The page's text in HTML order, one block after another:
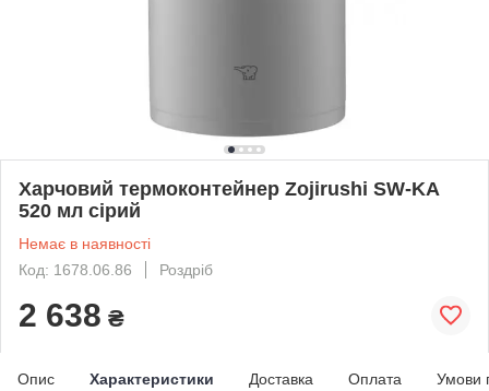
Харчовий термоконтейнер Zojirushi SW-KA
520 мл сірий
Немає в наявності
Код: 1678.06.86
Роздріб
2 638 ₴
Опис Характеристики Доставка Оплата Умови